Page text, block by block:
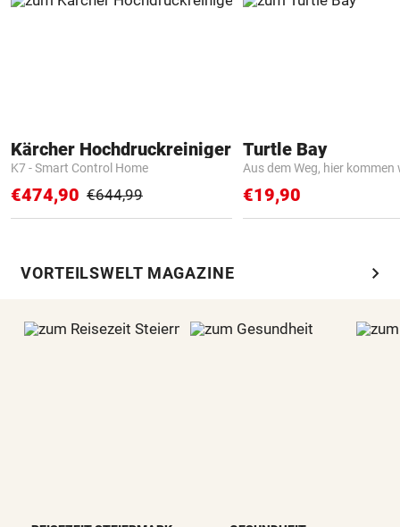
Kärcher Hochdruckreiniger
K7 - Smart Control Home
€474,90 €644,99
Turtle Bay
Aus dem Weg, hier kommen
€19,90
VORTEILSWELT MAGAZINE chevron_right